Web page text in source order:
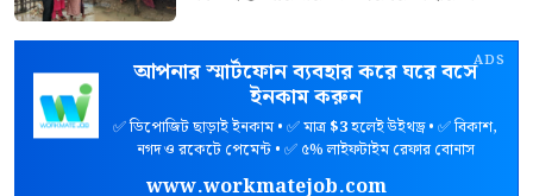
ADS
আপনার স্মার্টফোন ব্যবহার করে ঘরে বসে
ইনকাম করুন
✅ ডিপোজিট ছাড়াই ইনকাম • ✅ মাত্র$3হলেই উইথড্র • ✅ বিকাশ,
নগদ ও রকেটে পেমেন্ট • ✅ ৫% লাইফটাইম রেফার বোনাস
www.workmatejob.com